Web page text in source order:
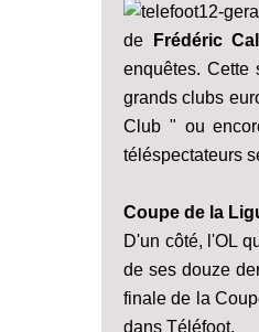
de
Frédéric
enquêtes.
grands clubs
Club " ou
téléspectateurs
Coupe de la
D'un côté, l'OL
de ses douze
finale de la
dans Téléfoot.